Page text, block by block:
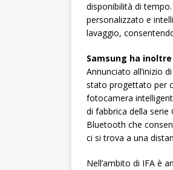
disponibilità di
personalizzato e
lavaggio,
Samsung ha
Annunciato all’inizio
stato progettato per
fotocamera
di fabbrica della
Bluetooth che
ci si trova a una
Nell’ambito di IFA è